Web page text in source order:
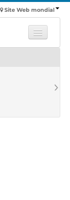
Site Web mondial